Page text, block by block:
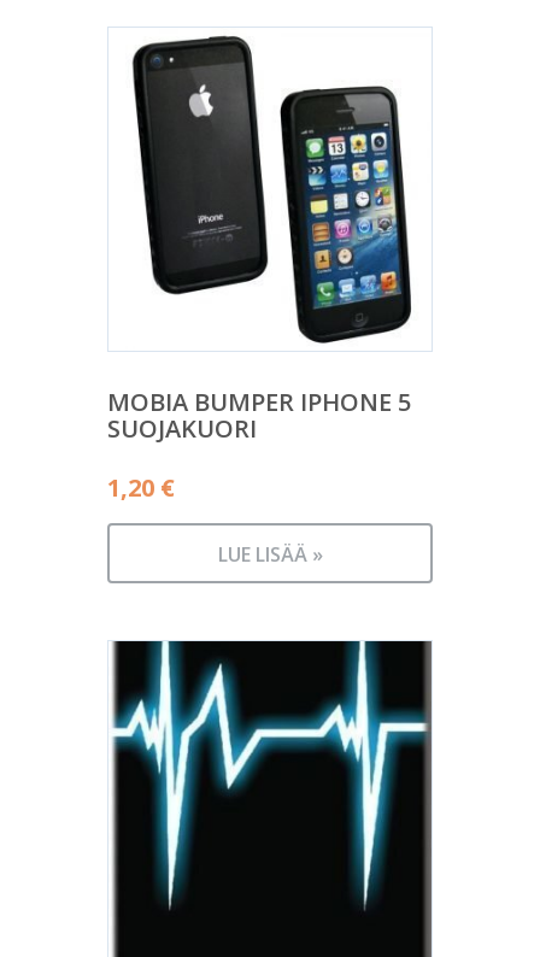
MOBIA BUMPER IPHONE 5
SUOJAKUORI
1,20 €
LUE LISÄÄ »